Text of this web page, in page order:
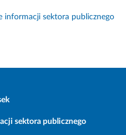
informacji sektora publicznego
sektora publicznego